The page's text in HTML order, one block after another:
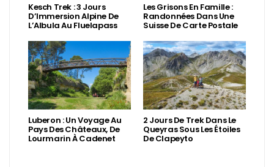
Kesch Trek : 3 Jours
D’Immersion Alpine De
L’Albula Au Fluelapass
Les Grisons En Famille :
Randonnées Dans Une
Suisse De Carte Postale
Luberon : Un Voyage Au
Pays Des Châteaux, De
Lourmarin À Cadenet
2 Jours De Trek Dans Le
Queyras Sous Les Étoiles
De Clapeyto